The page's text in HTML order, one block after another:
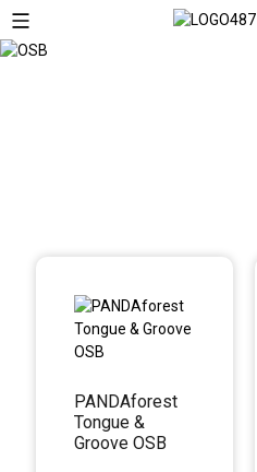
PANDAforest
Tongue &
Groove OSB